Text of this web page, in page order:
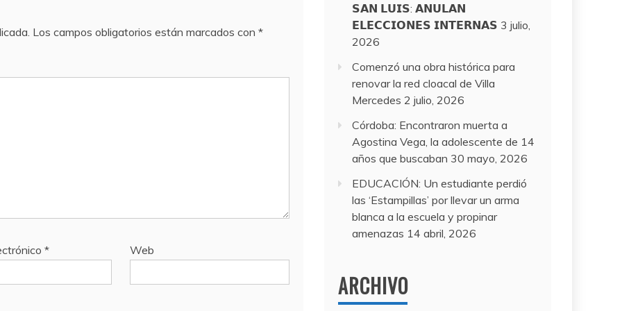
Los campos obligatorios están marcados con *
* Web
𝗦𝗔𝗡 𝗟𝗨𝗜𝗦: 𝗔𝗡𝗨𝗟𝗔𝗡
𝗘𝗟𝗘𝗖𝗖𝗜𝗢𝗡𝗘𝗦 𝗜𝗡𝗧𝗘𝗥𝗡𝗔𝗦 3 julio,
2026
Comenzó una obra histórica para
renovar la red cloacal de Villa
Mercedes 2 julio, 2026
Córdoba: Encontraron muerta a
Agostina Vega, la adolescente de 14
años que buscaban 30 mayo, 2026
EDUCACIÓN: Un estudiante perdió
las ‘Estampillas’ por llevar un arma
blanca a la escuela y propinar
amenazas 14 abril, 2026
ARCHIVO